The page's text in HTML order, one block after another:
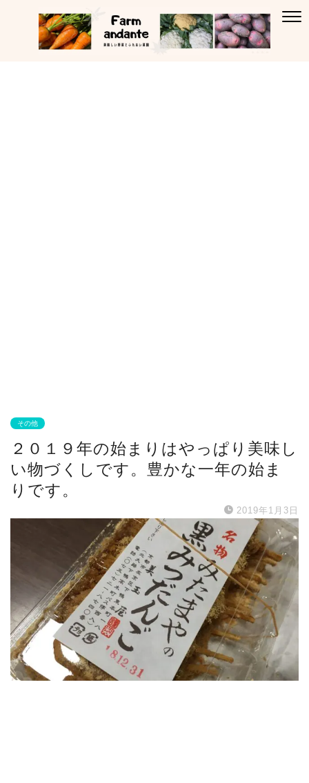
その他
２０１９年の始まりはやっぱり美味し
い物づくしです。豊かな一年の始ま
りです。
2019年1月3日